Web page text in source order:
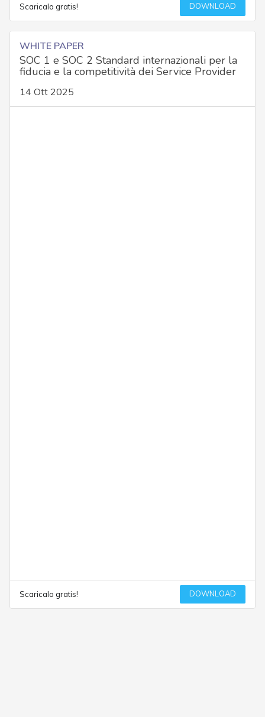
Scaricalo gratis! DOWNLOAD
WHITE PAPER
SOC 1 e SOC 2 Standard internazionali per la
fiducia e la competitività dei Service Provider
14 Ott 2025
Scaricalo gratis! DOWNLOAD